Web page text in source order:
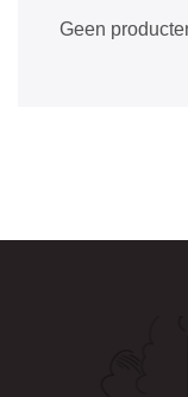
Geen